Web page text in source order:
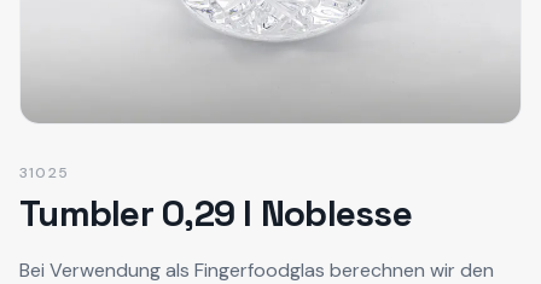
31025
Tumbler 0,29 l Noblesse
Bei Verwendung als Fingerfoodglas berechnen wir den